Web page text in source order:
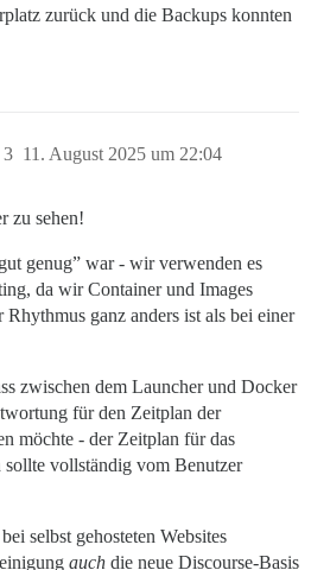
zurück und die Backups konnten
11. August 2025 um 22:04
3
zu sehen!
genug” war - wir verwenden es
da wir Container und Images
Rhythmus ganz anders ist als bei einer
zwischen dem Launcher und Docker
für den Zeitplan der
möchte - der Zeitplan für das
vollständig vom Benutzer
selbst gehosteten Websites
auch die neue Discourse-Basis